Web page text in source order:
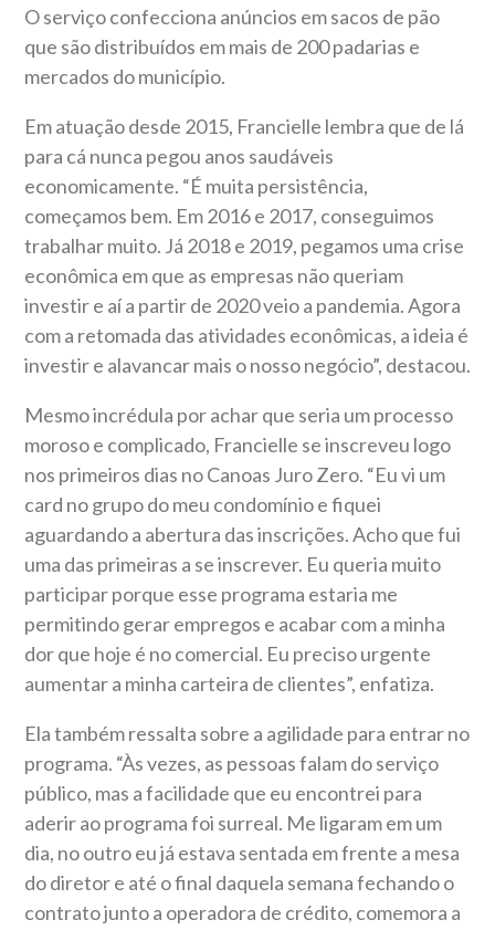
O serviço confecciona anúncios em sacos de pão
que são distribuídos em mais de 200 padarias e
mercados do município.
Em atuação desde 2015, Francielle lembra que de lá
para cá nunca pegou anos saudáveis
economicamente. “É muita persistência,
começamos bem. Em 2016 e 2017, conseguimos
trabalhar muito. Já 2018 e 2019, pegamos uma crise
econômica em que as empresas não queriam
investir e aí a partir de 2020 veio a pandemia. Agora
com a retomada das atividades econômicas, a ideia é
investir e alavancar mais o nosso negócio”, destacou.
Mesmo incrédula por achar que seria um processo
moroso e complicado, Francielle se inscreveu logo
nos primeiros dias no Canoas Juro Zero. “Eu vi um
card no grupo do meu condomínio e fiquei
aguardando a abertura das inscrições. Acho que fui
uma das primeiras a se inscrever. Eu queria muito
participar porque esse programa estaria me
permitindo gerar empregos e acabar com a minha
dor que hoje é no comercial. Eu preciso urgente
aumentar a minha carteira de clientes”, enfatiza.
Ela também ressalta sobre a agilidade para entrar no
programa. “Às vezes, as pessoas falam do serviço
público, mas a facilidade que eu encontrei para
aderir ao programa foi surreal. Me ligaram em um
dia, no outro eu já estava sentada em frente a mesa
do diretor e até o final daquela semana fechando o
contrato junto a operadora de crédito, comemora a